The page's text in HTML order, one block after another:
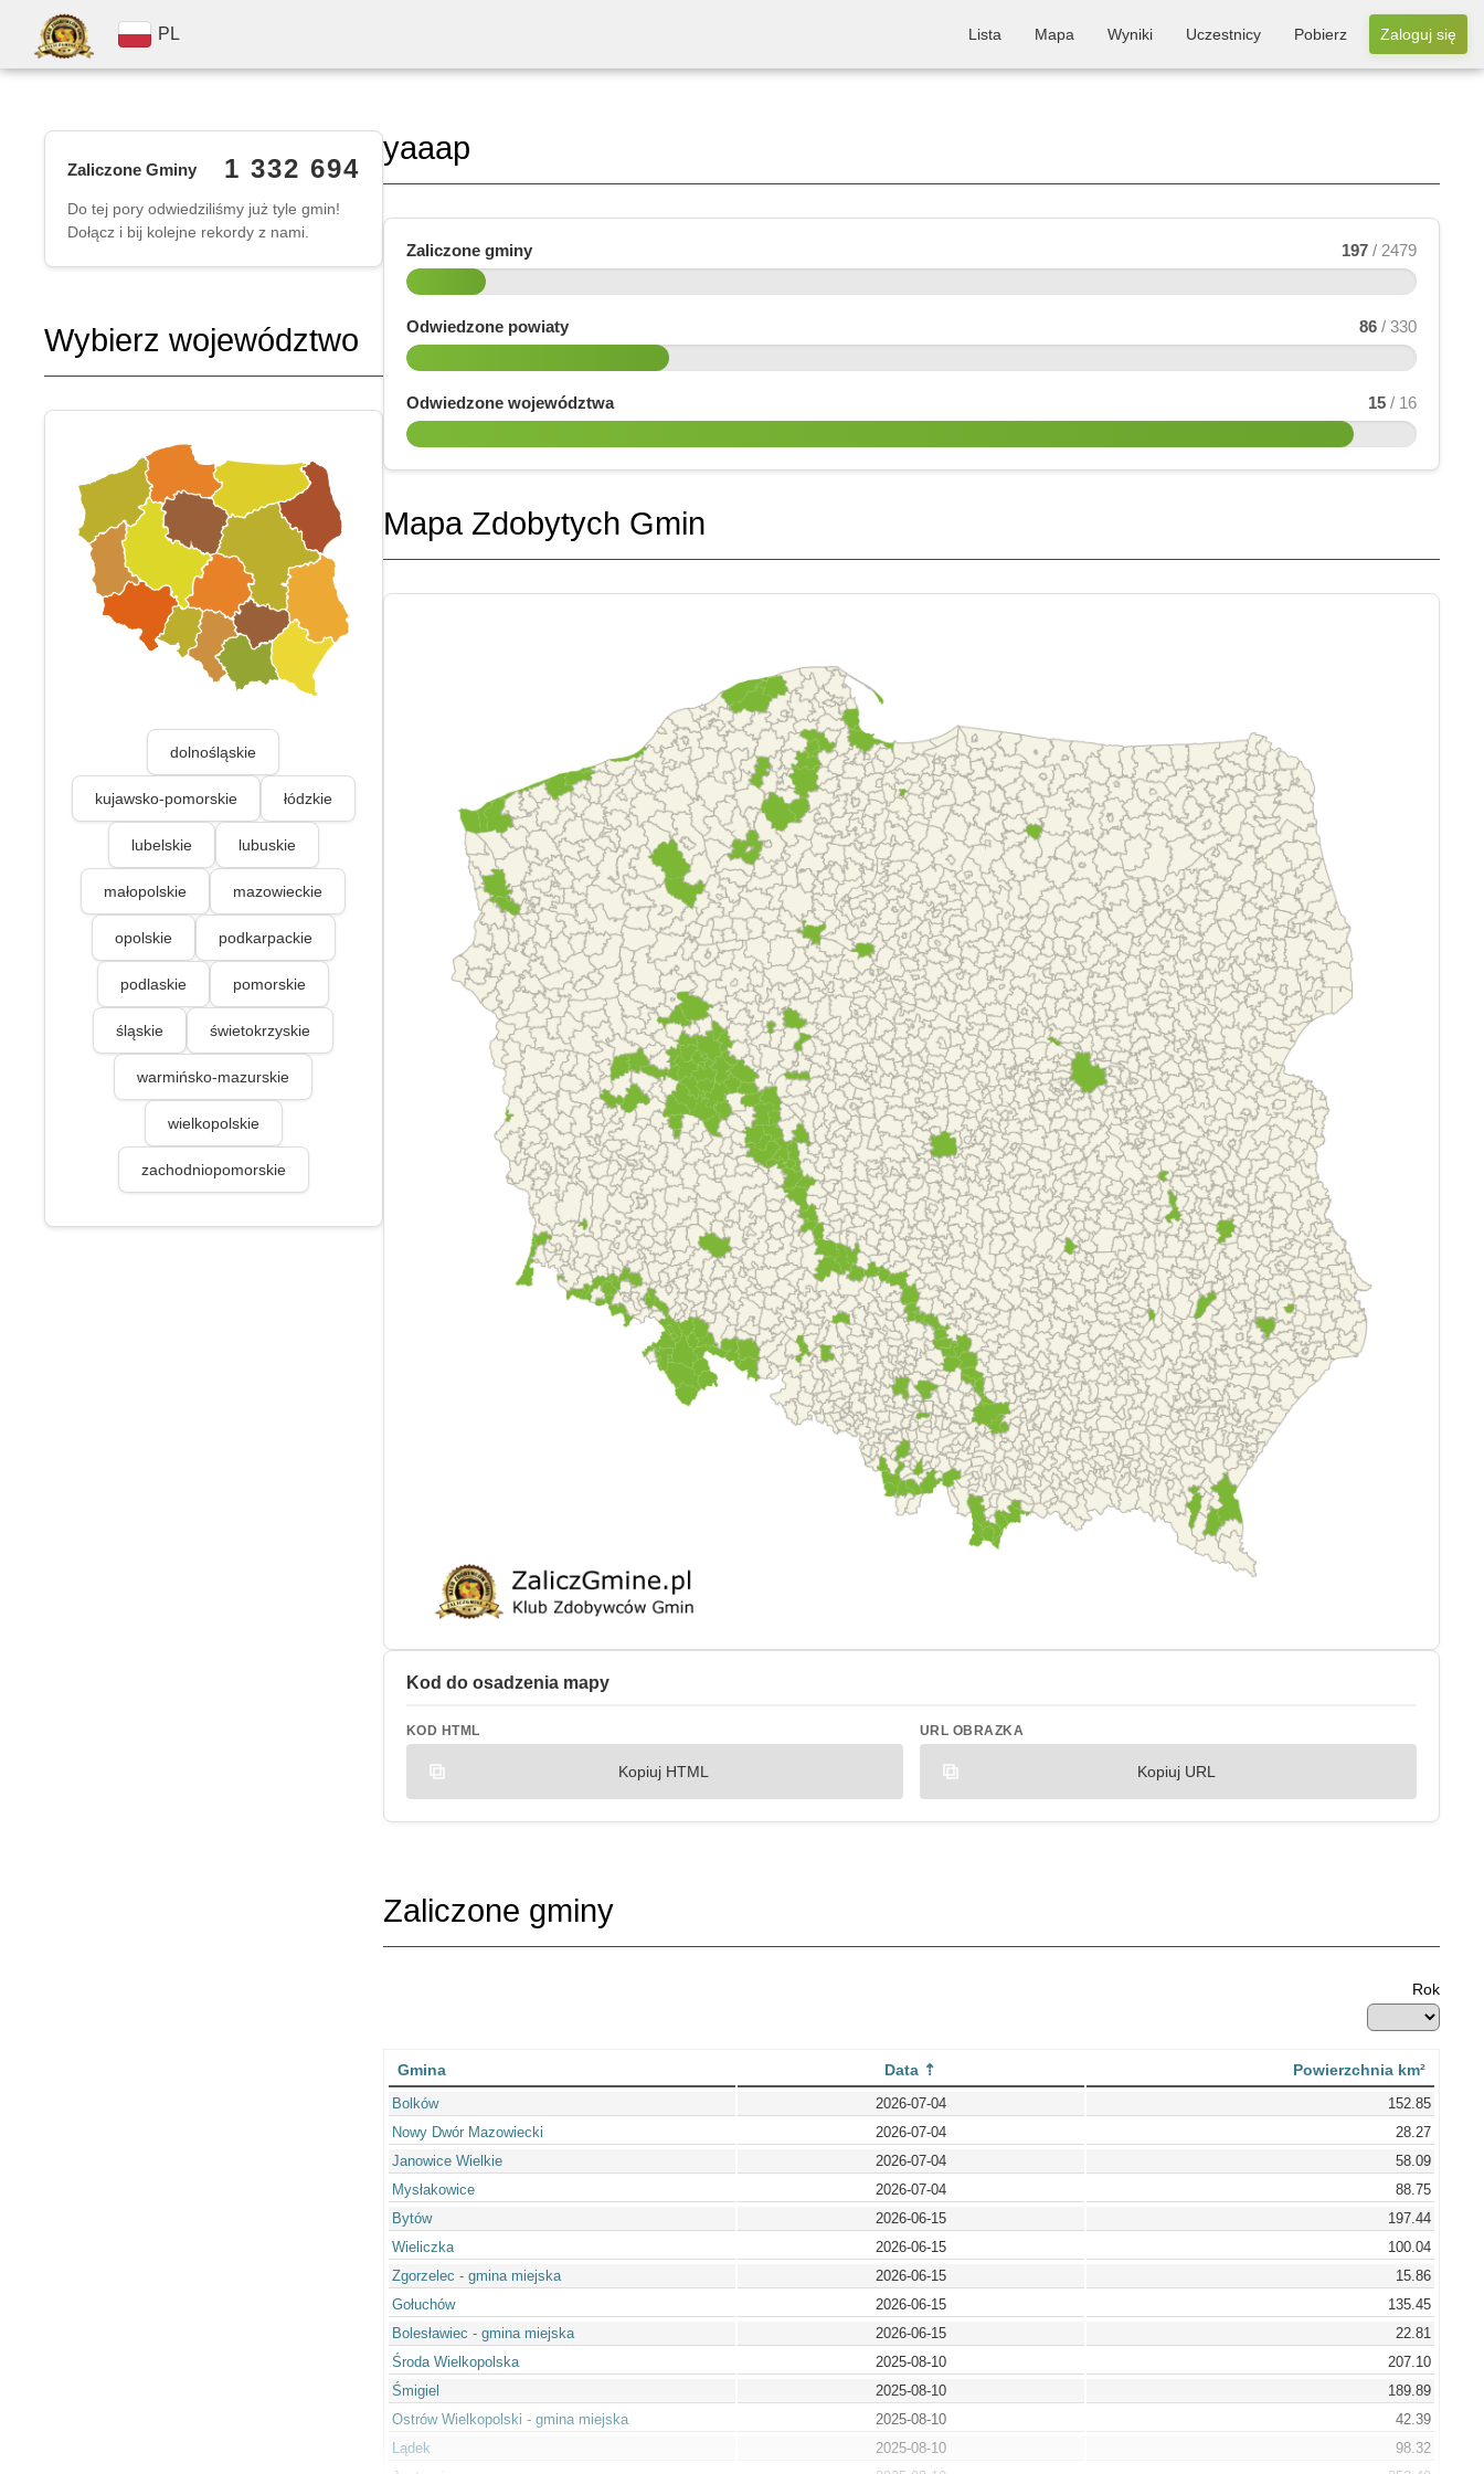
PL Lista Mapa Wyniki Uczestnicy Pobierz Zaloguj się
Zaliczone Gminy 1 332 694
Do tej pory odwiedziliśmy już tyle gmin!
Dołącz i bij kolejne rekordy z nami.
Wybierz województwo
dolnośląskie
kujawsko-pomorskie łódzkie
lubelskie lubuskie
małopolskie mazowieckie
opolskie podkarpackie
podlaskie pomorskie
śląskie świetokrzyskie
warmińsko-mazurskie
wielkopolskie
zachodniopomorskie
yaaap
Zaliczone gminy 197 / 2479
Odwiedzone powiaty 86 / 330
Odwiedzone województwa 15 / 16
Mapa Zdobytych Gmin
Kod do osadzenia mapy
KOD HTML
Kopiuj HTML
URL OBRAZKA
Kopiuj URL
Zaliczone gminy
Rok
Gmina Data Powierzchnia km²
Bolków 2026-07-04
152.85
Nowy Dwór Mazowiecki
2026-07-04
28.27
Janowice Wielkie
2026-07-04
58.09
Mysłakowice
2026-07-04
88.75
Bytów
2026-06-15
197.44
Wieliczka
2026-06-15
100.04
Zgorzelec - gmina miejska
2026-06-15
15.86
Gołuchów
2026-06-15
135.45
Bolesławiec - gmina miejska
2026-06-15
22.81
Środa Wielkopolska
2025-08-10
207.10
Śmigiel
2025-08-10
189.89
Ostrów Wielkopolski - gmina miejska
2025-08-10
42.39
Lądek
2025-08-10
98.32